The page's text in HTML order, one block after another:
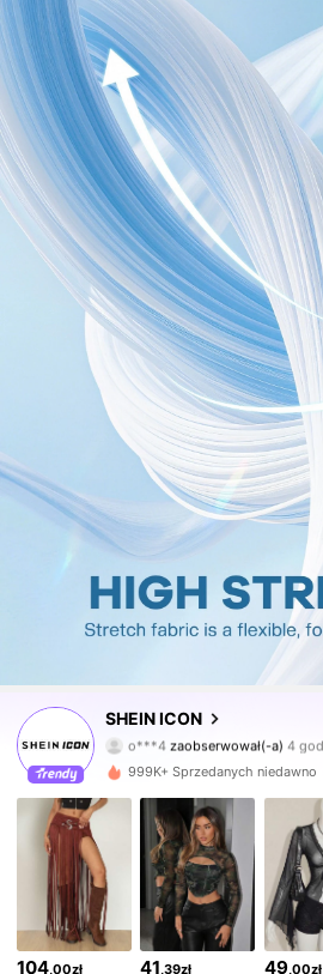
SHEIN ICON
4,84 1.8M Obserwujący
o***4zaobserwował(-a)
z***2przegląda
4,84
1.8M Obserwujący
4,84 1.8M Obserwujący
999K+ Sprzedanych niedawno
104,00zł 41,39zł 49,00zł